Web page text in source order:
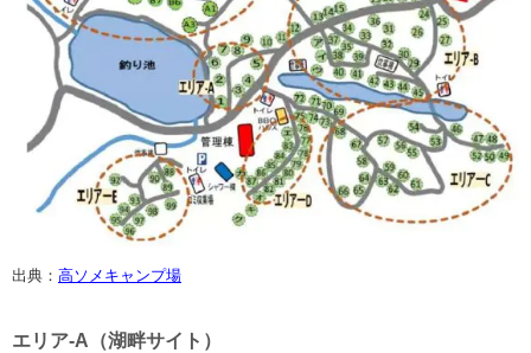
出典： 高ソメキャンプ場
エリア-A（湖畔サイト）